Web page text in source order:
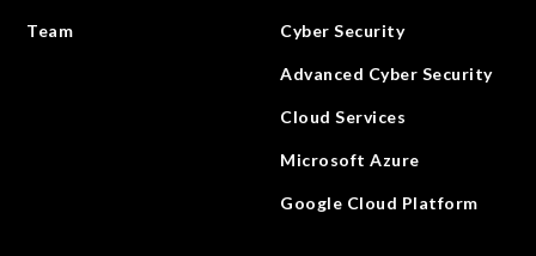
Team Cyber Security
Advanced Cyber Security
Cloud Services
Microsoft Azure
Google Cloud Platform